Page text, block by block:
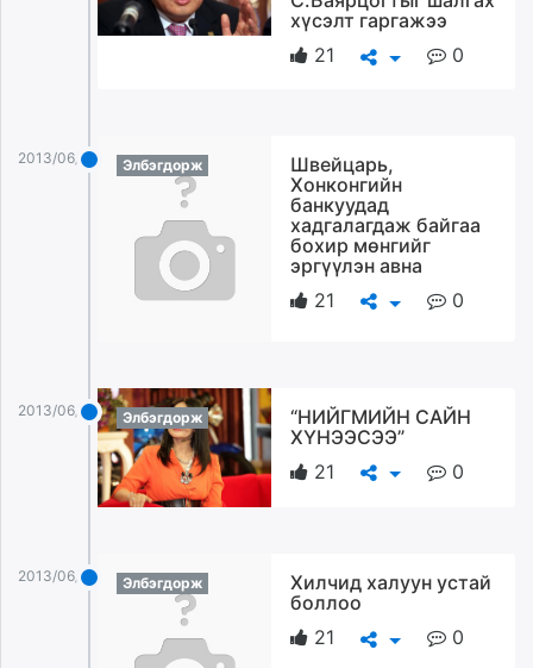
хүсэлт гаргажээ
21
0
2013/06/21 Элбэгдорж
Швейцарь,
Хонконгийн
банкуудад
хадгалагдаж байгаа
бохир мөнгийг
эргүүлэн авна
21
0
2013/06/21 Элбэгдорж
“НИЙГМИЙН САЙН
ХҮНЭЭСЭЭ”
21
0
2013/06/21 Элбэгдорж
Хилчид халуун устай
боллоо
21
0